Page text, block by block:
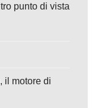
punto di vista
il motore di